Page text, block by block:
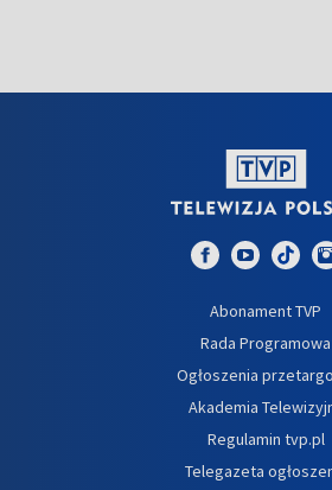
Abonament TVP
Rada Programowa
Ogłoszenia
Akademia
Regulamin tvp.pl
Telegazeta